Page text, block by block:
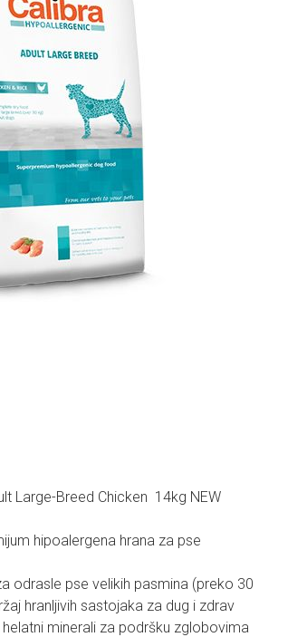
Large-Breed Chicken 14kg NEW
hipoalergena hrana za pse
odrasle pse velikih pasmina (preko 30
hranljivih sastojaka za dug i zdrav
minerali za podršku zglobovima